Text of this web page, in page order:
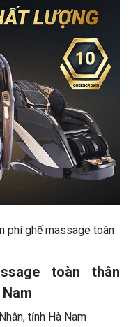
phí ghế massage toàn
toàn thân
tỉnh Hà Nam